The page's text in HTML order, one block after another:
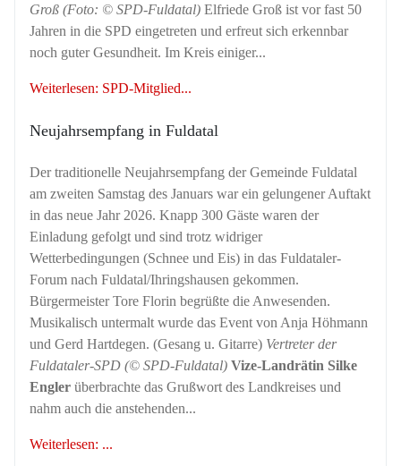
Groß (Foto: © SPD-Fuldatal) Elfriede Groß ist vor fast 50
Jahren in die SPD eingetreten und erfreut sich erkennbar
noch guter Gesundheit. Im Kreis einiger...
Weiterlesen: SPD-Mitglied...
Neujahrsempfang in Fuldatal
Der traditionelle Neujahrsempfang der Gemeinde Fuldatal
am zweiten Samstag des Januars war ein gelungener Auftakt
in das neue Jahr 2026. Knapp 300 Gäste waren der
Einladung gefolgt und sind trotz widriger
Wetterbedingungen (Schnee und Eis) in das Fuldataler-
Forum nach Fuldatal/Ihringshausen gekommen.
Bürgermeister Tore Florin begrüßte die Anwesenden.
Musikalisch untermalt wurde das Event von Anja Höhmann
und Gerd Hartdegen. (Gesang u. Gitarre) Vertreter der
Fuldataler-SPD (© SPD-Fuldatal) Vize-Landrätin Silke
Engler überbrachte das Grußwort des Landkreises und
nahm auch die anstehenden...
Weiterlesen: ...